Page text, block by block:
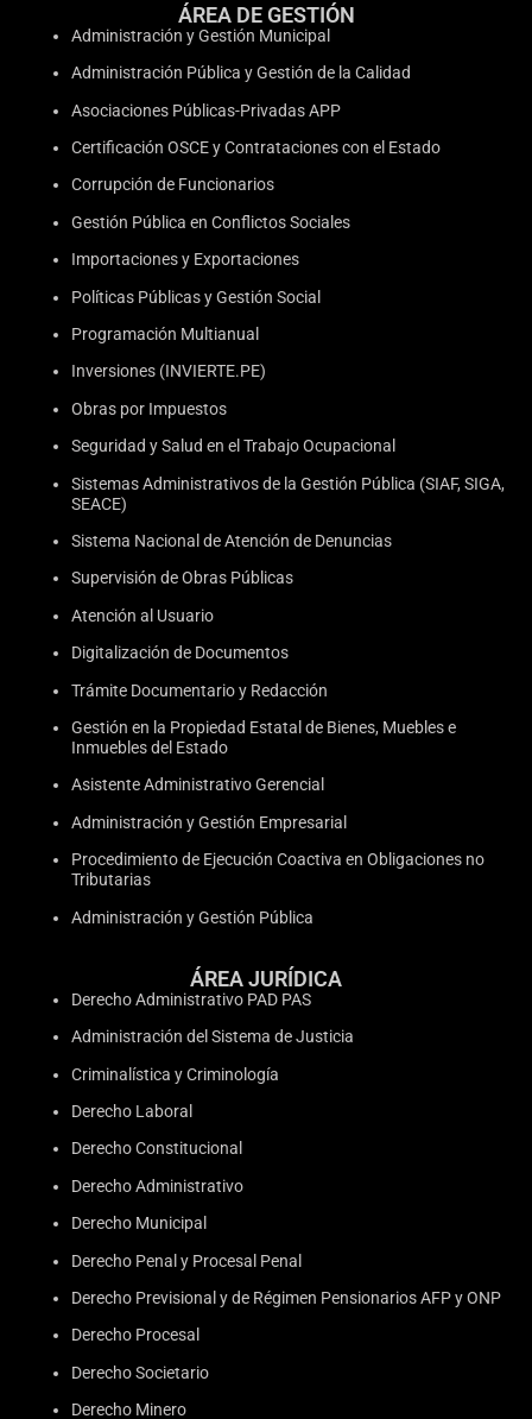
ÁREA DE GESTIÓN
Administración y Gestión Municipal
Administración Pública y Gestión de la Calidad
Asociaciones Públicas-Privadas APP
Certificación OSCE y Contrataciones con el Estado
Corrupción de Funcionarios
Gestión Pública en Conflictos Sociales
Importaciones y Exportaciones
Políticas Públicas y Gestión Social
Programación Multianual
Inversiones (INVIERTE.PE)
Obras por Impuestos
Seguridad y Salud en el Trabajo Ocupacional
Sistemas Administrativos de la Gestión Pública (SIAF, SIGA,
SEACE)
Sistema Nacional de Atención de Denuncias
Supervisión de Obras Públicas
Atención al Usuario
Digitalización de Documentos
Trámite Documentario y Redacción
Gestión en la Propiedad Estatal de Bienes, Muebles e
Inmuebles del Estado
Asistente Administrativo Gerencial
Administración y Gestión Empresarial
Procedimiento de Ejecución Coactiva en Obligaciones no
Tributarias
Administración y Gestión Pública
ÁREA JURÍDICA
Derecho Administrativo PAD PAS
Administración del Sistema de Justicia
Criminalística y Criminología
Derecho Laboral
Derecho Constitucional
Derecho Administrativo
Derecho Municipal
Derecho Penal y Procesal Penal
Derecho Previsional y de Régimen Pensionarios AFP y ONP
Derecho Procesal
Derecho Societario
Derecho Minero